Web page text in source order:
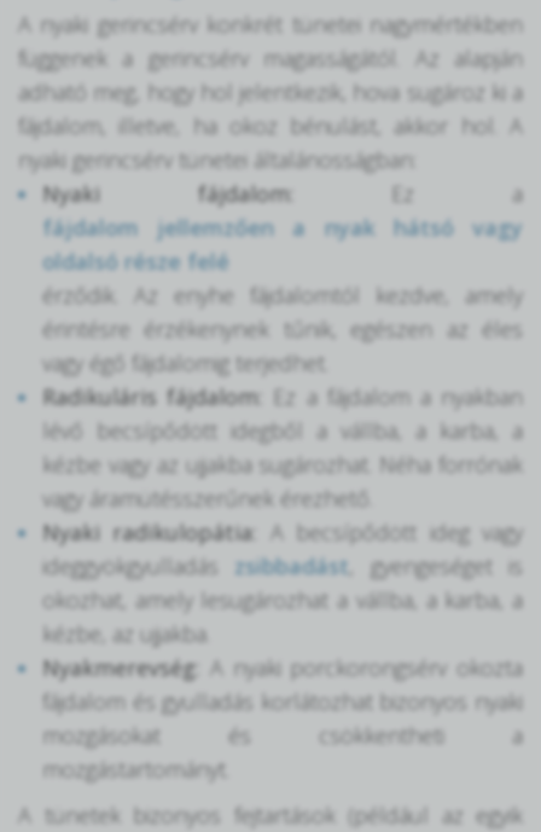
A nyaki gerincsérv konkrét tünetei nagymértékben
függenek a gerincsérv magasságától. Az alapján
adható meg, hogy hol jelentkezik, hova sugároz ki a
fájdalom, illetve, ha okoz bénulást, akkor hol. A
nyaki gerincsérv tünetei általánosságban:
Nyaki fájdalom:
Ez a
fájdalom jellemzően a nyak hátsó vagy
oldalsó része felé
érződik. Az enyhe fájdalomtól kezdve, amely
érintésre érzékenynek tűnik, egészen az éles
vagy égő fájdalomig terjedhet.
Radikuláris fájdalom:
Ez a fájdalom a nyakban
lévő becsípődött idegből a vállba, a karba, a
kézbe vagy az ujjakba sugározhat. Néha forrónak
vagy áramütésszerűnek érezhető.
Nyaki radikulopátia:
A becsípődött ideg vagy
ideggyökgyulladás zsibbadást , gyengeséget is
okozhat, amely lesugározhat a vállba, a karba, a
kézbe, az ujjakba.
Nyakmerevség:
A nyaki porckorongsérv okozta
fájdalom és gyulladás korlátozhat bizonyos nyaki
mozgásokat és csökkentheti a
mozgástartományt.
A tünetek bizonyos fejtartások (például az egyik